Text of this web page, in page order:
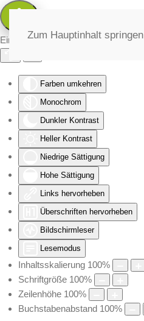
Eingabehilfen öffnen
Farben umkehren
Monochrom
Dunkler Kontrast
Heller Kontrast
Niedrige Sättigung
Hohe Sättigung
Links hervorheben
Überschriften hervorheben
Bildschirmleser
Lesemodus
Inhaltsskalierung 100%
Schriftgröße 100%
Zeilenhöhe 100%
Buchstabenabstand 100%
Zum Hauptinhalt springen